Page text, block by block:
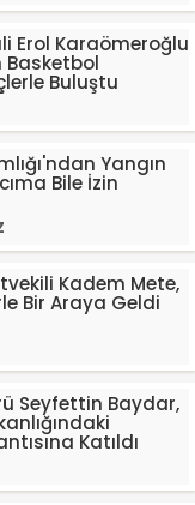
Erol Karaömeroğlu
Basketbol
Buluştu
Yangın
Bile İzin
Kadem Mete,
Bir Araya Geldi
Seyfettin Baydar,
Katıldı